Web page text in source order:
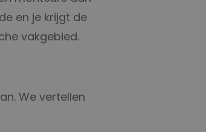
en je krijgt de
vakgebied.
We vertellen